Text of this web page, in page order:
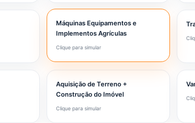
Máquinas Equipamentos e
Implementos Agrículas
Clique para simular
Aquisição de Terreno +
Construção do Imóvel
Clique para simular